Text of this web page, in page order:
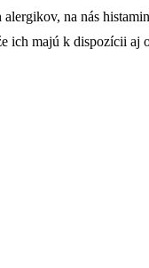
na nás
ich majú k dispozícii aj